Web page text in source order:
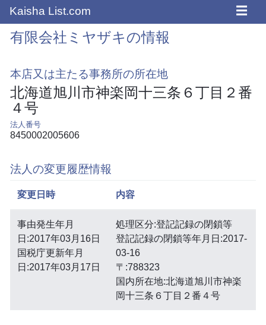
Kaisha List.com ☰
有限会社ミヤザキの情報
本店又は主たる事務所の所在地
北海道旭川市神楽岡十三条６丁目２番
４号
法人番号
8450002005606
法人の変更履歴情報
変更日時 内容
事由発生年月
日:2017年03月16日
国税庁更新年月
日:2017年03月17日
処理区分:登記記録の閉鎖等
登記記録の閉鎖等年月日:2017-
03-16
〒:788323
国内所在地:北海道旭川市神楽
岡十三条６丁目２番４号